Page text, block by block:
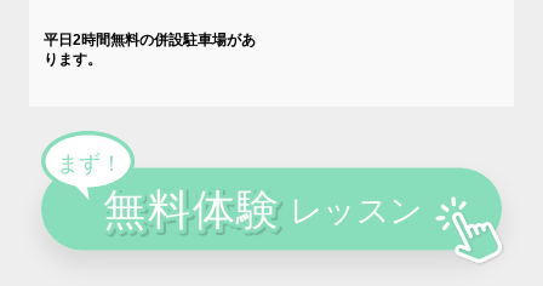
平日2時間無料の併設駐車場があ
ります。